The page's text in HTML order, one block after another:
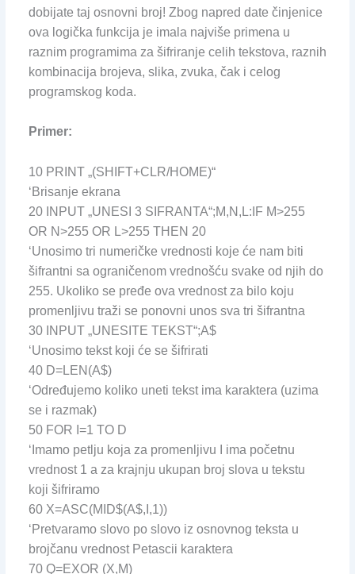
dobijate taj osnovni broj! Zbog napred date činjenice
ova logička funkcija je imala najviše primena u
raznim programima za šifriranje celih tekstova, raznih
kombinacija brojeva, slika, zvuka, čak i celog
programskog koda.
Primer:
10 PRINT „(SHIFT+CLR/HOME)“
‘Brisanje ekrana
20 INPUT „UNESI 3 SIFRANTA“;M,N,L:IF M>255
OR N>255 OR L>255 THEN 20
‘Unosimo tri numeričke vrednosti koje će nam biti
šifrantni sa ograničenom vrednošću svake od njih do
255. Ukoliko se pređe ova vrednost za bilo koju
promenljivu traži se ponovni unos sva tri šifrantna
30 INPUT „UNESITE TEKST“;A$
‘Unosimo tekst koji će se šifrirati
40 D=LEN(A$)
‘Određujemo koliko uneti tekst ima karaktera (uzima
se i razmak)
50 FOR I=1 TO D
‘Imamo petlju koja za promenljivu I ima početnu
vrednost 1 a za krajnju ukupan broj slova u tekstu
koji šifriramo
60 X=ASC(MID$(A$,I,1))
‘Pretvaramo slovo po slovo iz osnovnog teksta u
brojčanu vrednost Petascii karaktera
70 Q=EXOR (X,M)